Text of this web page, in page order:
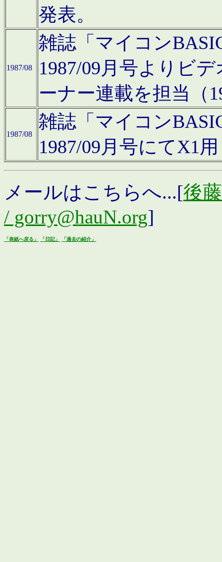
発表。
1987/08
雑誌「マイコン
1987/09月号よりビ
ーナー連載を担当（
1987/08
雑誌「マイコン
1987/09月号にてX1
メールはこちらへ...[後
/ gorry@hauN.org]
「表紙へ戻る」 「日記」 「過去の紹介」